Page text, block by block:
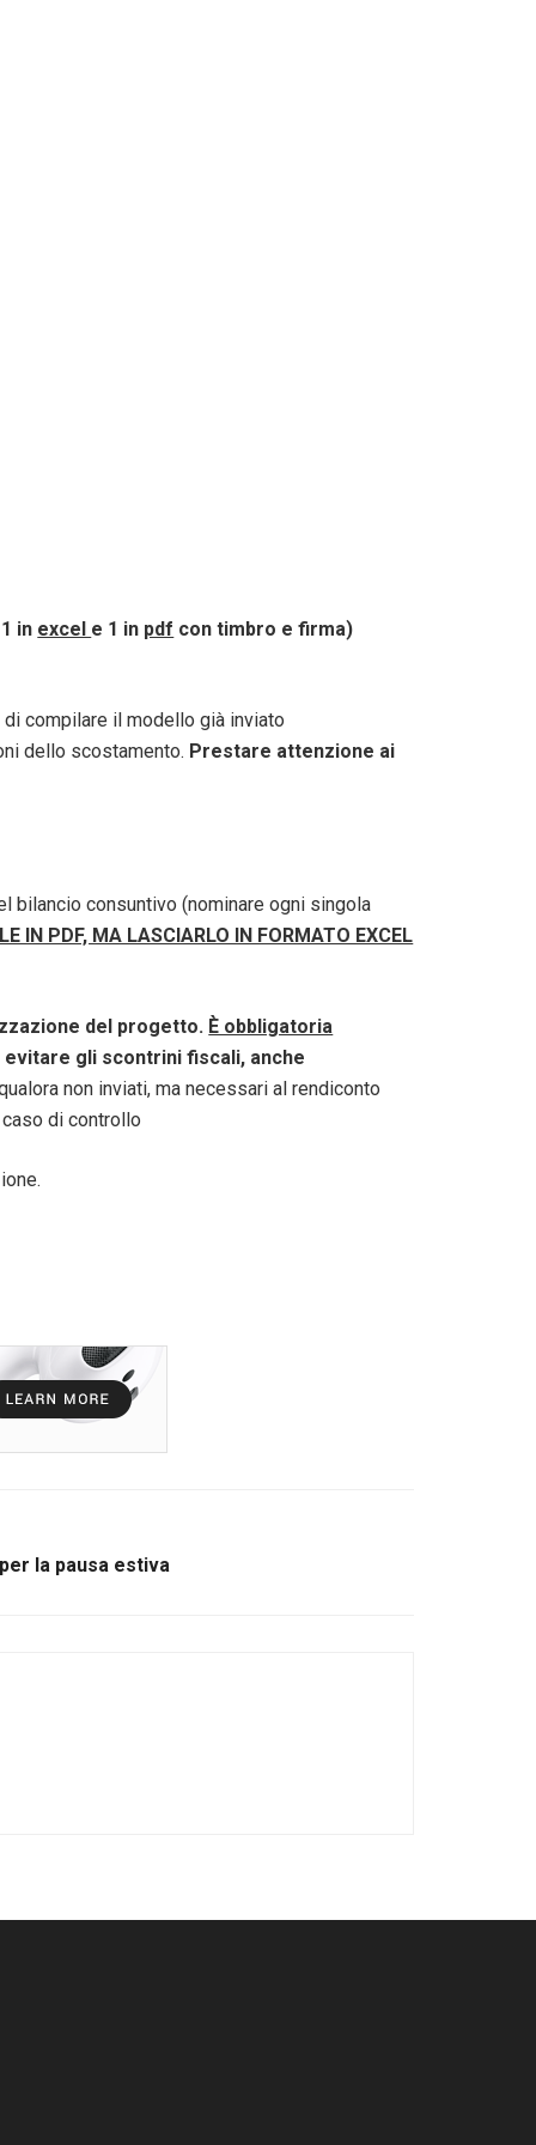
in excel e 1 in pdf con timbro e firma)
compilare il modello già inviato
dello scostamento. Prestare attenzione ai
bilancio consuntivo (nominare ogni singola
IN PDF, MA LASCIARLO IN FORMATO EXCEL
del progetto. È obbligatoria
evitare gli scontrini fiscali, anche
non inviati, ma necessari al rendiconto
di controllo
la pausa estiva